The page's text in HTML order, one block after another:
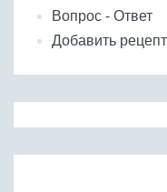
Вопрос - Ответ
Добавить рецепт